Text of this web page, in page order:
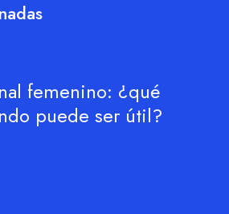
femenino: ¿qué
puede ser útil?